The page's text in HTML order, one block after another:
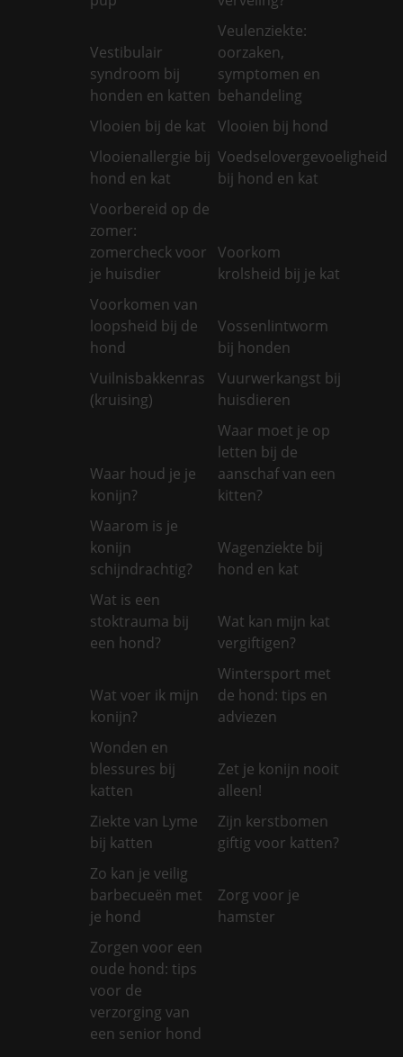
Vestibulair
syndroom bij
honden en katten
Veulenziekte:
oorzaken,
symptomen en
behandeling
Vlooien bij de kat
Vlooien bij hond
Vlooienallergie bij
hond en kat
Voedselovergevoeligheid
bij hond en kat
Voorbereid op de
zomer:
zomercheck voor
je huisdier
Voorkom
krolsheid bij je kat
Voorkomen van
loopsheid bij de
hond
Vossenlintworm
bij honden
Vuilnisbakkenras
(kruising)
Vuurwerkangst bij
huisdieren
Waar houd je je
konijn?
Waar moet je op
letten bij de
aanschaf van een
kitten?
Waarom is je
konijn
schijndrachtig?
Wagenziekte bij
hond en kat
Wat is een
stoktrauma bij
een hond?
Wat kan mijn kat
vergiftigen?
Wat voer ik mijn
konijn?
Wintersport met
de hond: tips en
adviezen
Wonden en
blessures bij
katten
Zet je konijn nooit
alleen!
Ziekte van Lyme
bij katten
Zijn kerstbomen
giftig voor katten?
Zo kan je veilig
barbecueën met
je hond
Zorg voor je
hamster
Zorgen voor een
oude hond: tips
voor de
verzorging van
een senior hond